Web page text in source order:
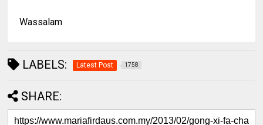
Wassalam
LABELS: Latest Post 1758
SHARE: